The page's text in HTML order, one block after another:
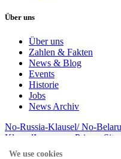
Über uns
Über uns
Zahlen & Fakten
News & Blog
Events
Historie
Jobs
News Archiv
No-Russia-Klausel/ No-
KlauselImpressum Privacy
© 2026 MesserSoft GmbH
We use cookies